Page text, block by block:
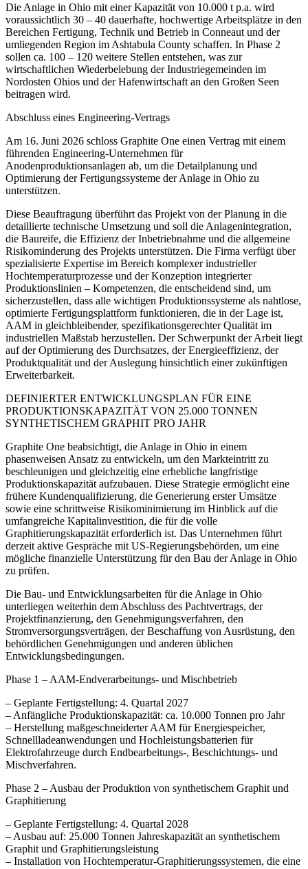
Die Anlage in Ohio mit einer Kapazität von 10.000 t p.a. wird
voraussichtlich 30 – 40 dauerhafte, hochwertige Arbeitsplätze in den
Bereichen Fertigung, Technik und Betrieb in Conneaut und der
umliegenden Region im Ashtabula County schaffen. In Phase 2
sollen ca. 100 – 120 weitere Stellen entstehen, was zur
wirtschaftlichen Wiederbelebung der Industriegemeinden im
Nordosten Ohios und der Hafenwirtschaft an den Großen Seen
beitragen wird.
Abschluss eines Engineering-Vertrags
Am 16. Juni 2026 schloss Graphite One einen Vertrag mit einem
führenden Engineering-Unternehmen für
Anodenproduktionsanlagen ab, um die Detailplanung und
Optimierung der Fertigungssysteme der Anlage in Ohio zu
unterstützen.
Diese Beauftragung überführt das Projekt von der Planung in die
detaillierte technische Umsetzung und soll die Anlagenintegration,
die Baureife, die Effizienz der Inbetriebnahme und die allgemeine
Risikominderung des Projekts unterstützen. Die Firma verfügt über
spezialisierte Expertise im Bereich komplexer industrieller
Hochtemperaturprozesse und der Konzeption integrierter
Produktionslinien – Kompetenzen, die entscheidend sind, um
sicherzustellen, dass alle wichtigen Produktionssysteme als nahtlose,
optimierte Fertigungsplattform funktionieren, die in der Lage ist,
AAM in gleichbleibender, spezifikationsgerechter Qualität im
industriellen Maßstab herzustellen. Der Schwerpunkt der Arbeit liegt
auf der Optimierung des Durchsatzes, der Energieeffizienz, der
Produktqualität und der Auslegung hinsichtlich einer zukünftigen
Erweiterbarkeit.
DEFINIERTER ENTWICKLUNGSPLAN FÜR EINE
PRODUKTIONSKAPAZITÄT VON 25.000 TONNEN
SYNTHETISCHEM GRAPHIT PRO JAHR
Graphite One beabsichtigt, die Anlage in Ohio in einem
phasenweisen Ansatz zu entwickeln, um den Markteintritt zu
beschleunigen und gleichzeitig eine erhebliche langfristige
Produktionskapazität aufzubauen. Diese Strategie ermöglicht eine
frühere Kundenqualifizierung, die Generierung erster Umsätze
sowie eine schrittweise Risikominimierung im Hinblick auf die
umfangreiche Kapitalinvestition, die für die volle
Graphitierungskapazität erforderlich ist. Das Unternehmen führt
derzeit aktive Gespräche mit US-Regierungsbehörden, um eine
mögliche finanzielle Unterstützung für den Bau der Anlage in Ohio
zu prüfen.
Die Bau- und Entwicklungsarbeiten für die Anlage in Ohio
unterliegen weiterhin dem Abschluss des Pachtvertrags, der
Projektfinanzierung, den Genehmigungsverfahren, den
Stromversorgungsverträgen, der Beschaffung von Ausrüstung, den
behördlichen Genehmigungen und anderen üblichen
Entwicklungsbedingungen.
Phase 1 – AAM-Endverarbeitungs- und Mischbetrieb
– Geplante Fertigstellung: 4. Quartal 2027
– Anfängliche Produktionskapazität: ca. 10.000 Tonnen pro Jahr
– Herstellung maßgeschneiderter AAM für Energiespeicher,
Schnellladeanwendungen und Hochleistungsbatterien für
Elektrofahrzeuge durch Endbearbeitungs-, Beschichtungs- und
Mischverfahren.
Phase 2 – Ausbau der Produktion von synthetischem Graphit und
Graphitierung
– Geplante Fertigstellung: 4. Quartal 2028
– Ausbau auf: 25.000 Tonnen Jahreskapazität an synthetischem
Graphit und Graphitierungsleistung
– Installation von Hochtemperatur-Graphitierungssystemen, die eine